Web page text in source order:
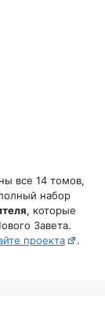
все 14 томов,
набор
, которые
Завета.
проекта
.